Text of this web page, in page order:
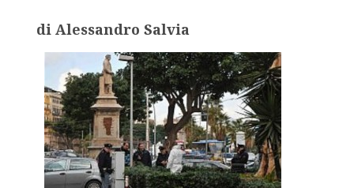
di Alessandro Salvia